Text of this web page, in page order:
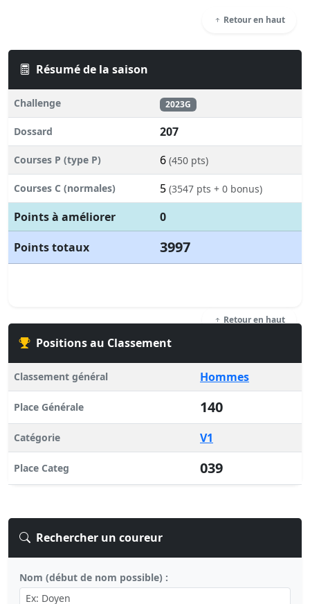
Retour en haut
Résumé de la saison
Challenge 2023G
Dossard 207
Courses P (type P) 6 (450 pts)
Courses C (normales) 5 (3547 pts + 0 bonus)
Points à améliorer
0
Points totaux
3997
Retour en haut
Positions au Classement
Classement général Hommes
Place Générale 140
Catégorie V1
Place Categ 039
Rechercher un coureur
Nom (début de nom possible) :